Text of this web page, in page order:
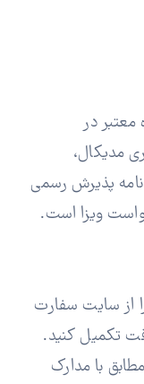
معتبر در
مدیکال،
پذیرش رسمی
ویزا است.
از سایت سفارت
تکمیل کنید.
با مدارک